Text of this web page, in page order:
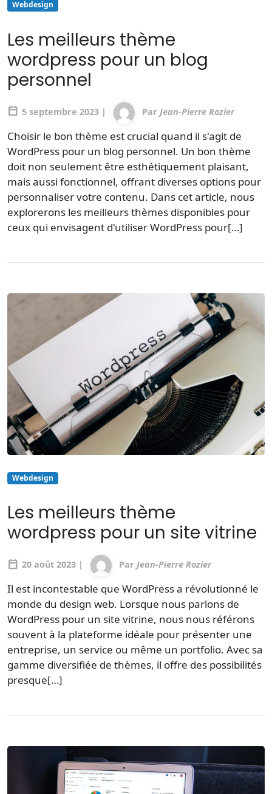
Webdesign
Les meilleurs thème
wordpress pour un blog
personnel
calendar_today 5 septembre 2023 | Par Jean-Pierre Rozier
Choisir le bon thème est crucial quand il s'agit de
WordPress pour un blog personnel. Un bon thème
doit non seulement être esthétiquement plaisant,
mais aussi fonctionnel, offrant diverses options pour
personnaliser votre contenu. Dans cet article, nous
explorerons les meilleurs thèmes disponibles pour
ceux qui envisagent d'utiliser WordPress pour[…]
Webdesign
Les meilleurs thème
wordpress pour un site vitrine
calendar_today 20 août 2023 | Par Jean-Pierre Rozier
Il est incontestable que WordPress a révolutionné le
monde du design web. Lorsque nous parlons de
WordPress pour un site vitrine, nous nous référons
souvent à la plateforme idéale pour présenter une
entreprise, un service ou même un portfolio. Avec sa
gamme diversifiée de thèmes, il offre des possibilités
presque[…]